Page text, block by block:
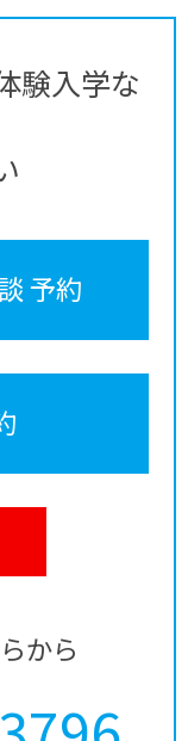
験入学な
予約
から